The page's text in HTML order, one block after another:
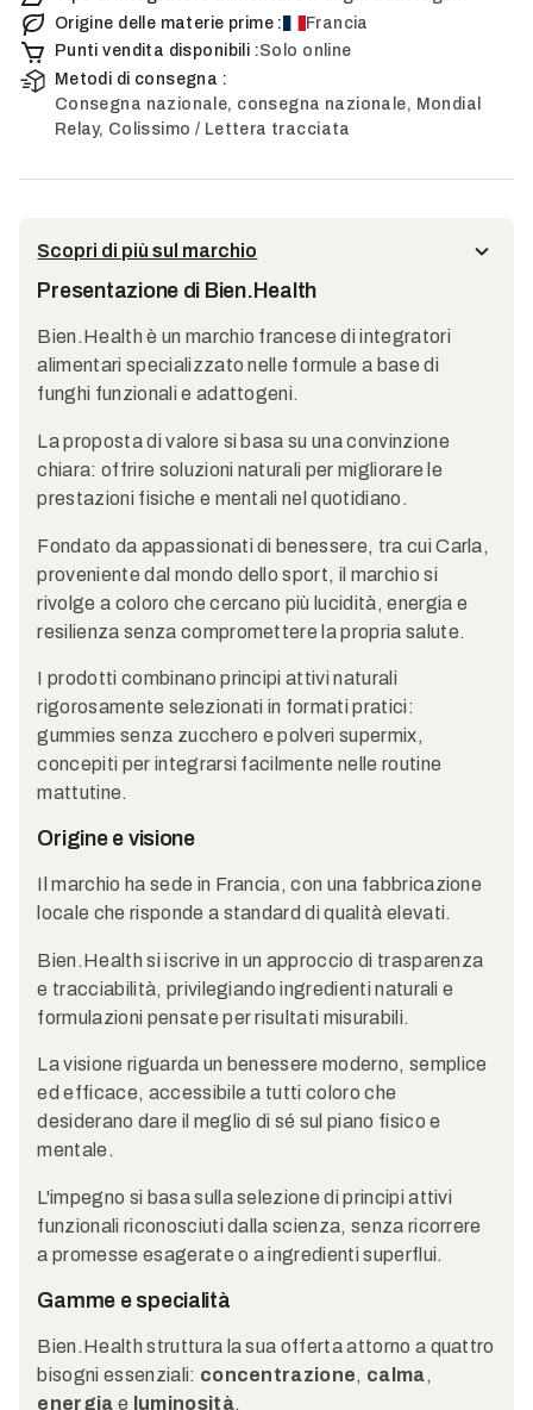
Origine delle materie prime :
Francia
Punti vendita disponibili :Solo online
Metodi di consegna :
Consegna nazionale, consegna nazionale, Mondial
Relay, Colissimo / Lettera tracciata
Scopri di più sul marchio
Presentazione di Bien.Health
Bien.Health è un marchio francese di integratori
alimentari specializzato nelle formule a base di
funghi funzionali e adattogeni.
La proposta di valore si basa su una convinzione
chiara: offrire soluzioni naturali per migliorare le
prestazioni fisiche e mentali nel quotidiano.
Fondato da appassionati di benessere, tra cui Carla,
proveniente dal mondo dello sport, il marchio si
rivolge a coloro che cercano più lucidità, energia e
resilienza senza compromettere la propria salute.
I prodotti combinano principi attivi naturali
rigorosamente selezionati in formati pratici:
gummies senza zucchero e polveri supermix,
concepiti per integrarsi facilmente nelle routine
mattutine.
Origine e visione
Il marchio ha sede in Francia, con una fabbricazione
locale che risponde a standard di qualità elevati.
Bien.Health si iscrive in un approccio di trasparenza
e tracciabilità, privilegiando ingredienti naturali e
formulazioni pensate per risultati misurabili.
La visione riguarda un benessere moderno, semplice
ed efficace, accessibile a tutti coloro che
desiderano dare il meglio di sé sul piano fisico e
mentale.
L'impegno si basa sulla selezione di principi attivi
funzionali riconosciuti dalla scienza, senza ricorrere
a promesse esagerate o a ingredienti superflui.
Gamme e specialità
Bien.Health struttura la sua offerta attorno a quattro
bisogni essenziali: concentrazione, calma,
energia e luminosità.